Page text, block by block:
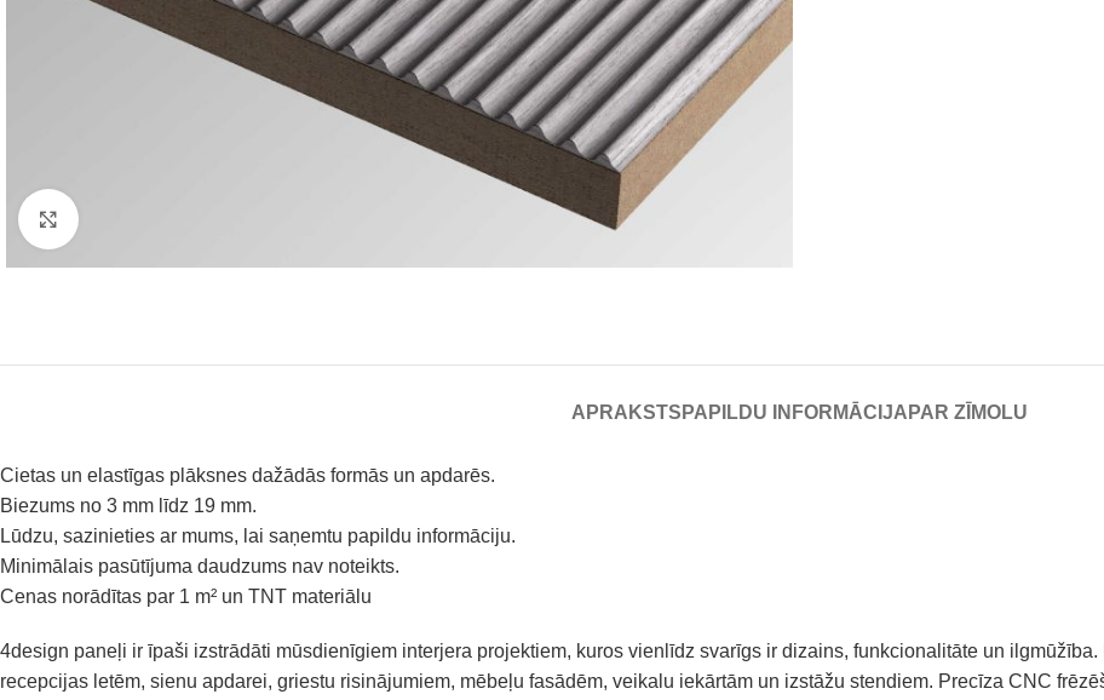
APRAKSTS PAPILDU INFORMĀCIJA PAR ZĪMOLU
Cietas un elastīgas plāksnes dažādās formās un apdarēs.
Biezums no 3 mm līdz 19 mm.
Lūdzu, sazinieties ar mums, lai saņemtu papildu informāciju.
Minimālais pasūtījuma daudzums nav noteikts.
Cenas norādītas par 1 m² un TNT materiālu
4design paneļi ir īpaši izstrādāti mūsdienīgiem interjera projektiem, kuros vienlīdz svarīgs ir dizains, funkcionalitāte un
recepcijas letēm, sienu apdarei, griestu risinājumiem, mēbeļu fasādēm, veikalu iekārtām un izstāžu stendiem. Precīza CNC